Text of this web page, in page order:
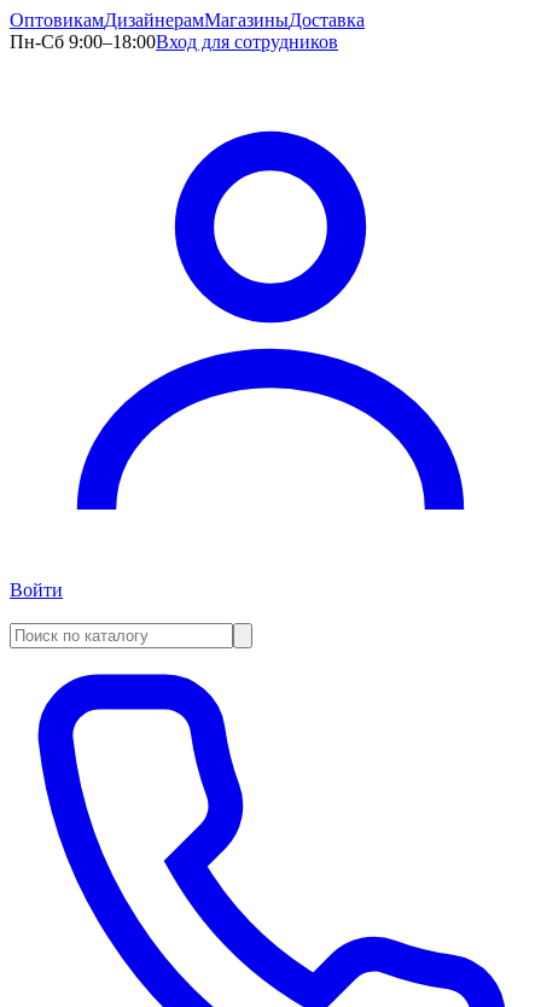
ОптовикамДизайнерамМагазиныДоставка
Пн-Сб 9:00–18:00Вход для сотрудников
Войти